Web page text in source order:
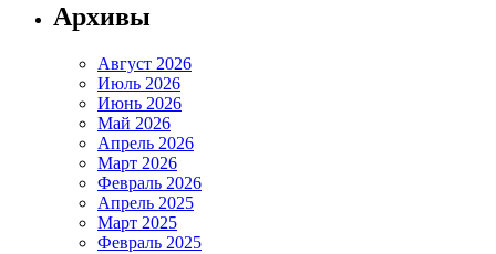
Архивы
Август 2026
Июль 2026
Июнь 2026
Май 2026
Апрель 2026
Март 2026
Февраль 2026
Апрель 2025
Март 2025
Февраль 2025